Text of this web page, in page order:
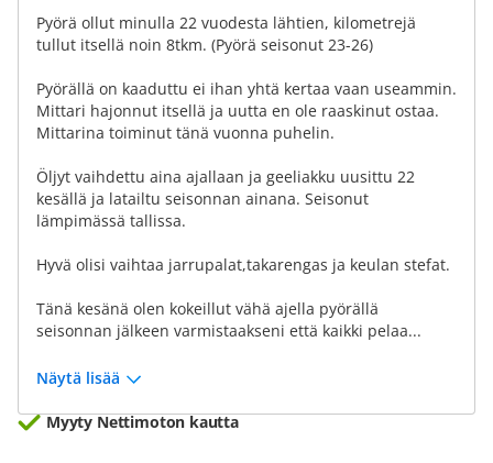
Pyörä ollut minulla 22 vuodesta lähtien, kilometrejä
tullut itsellä noin 8tkm. (Pyörä seisonut 23-26)
Pyörällä on kaaduttu ei ihan yhtä kertaa vaan useammin.
Mittari hajonnut itsellä ja uutta en ole raaskinut ostaa.
Mittarina toiminut tänä vuonna puhelin.
Öljyt vaihdettu aina ajallaan ja geeliakku uusittu 22
kesällä ja latailtu seisonnan ainana. Seisonut
lämpimässä tallissa.
Hyvä olisi vaihtaa jarrupalat,takarengas ja keulan stefat.
Tänä kesänä olen kokeillut vähä ajella pyörällä
seisonnan jälkeen varmistaakseni että kaikki pelaa...
Näytä lisää
Myyty Nettimoton kautta